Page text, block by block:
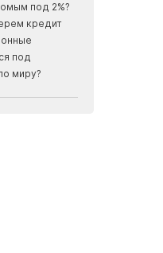
под 2%?
кредит
под
миру?